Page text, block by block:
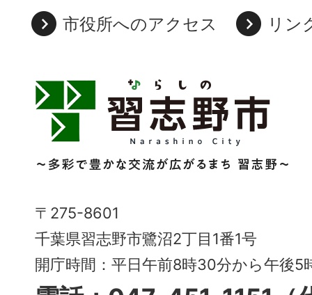
市役所へのアクセス
リン
習
志
野
市
Narashino
City
～
多
〒275-8601
千葉県習志野市鷺沼2丁目1番1号
開庁時間：平日午前8時30分から午後5